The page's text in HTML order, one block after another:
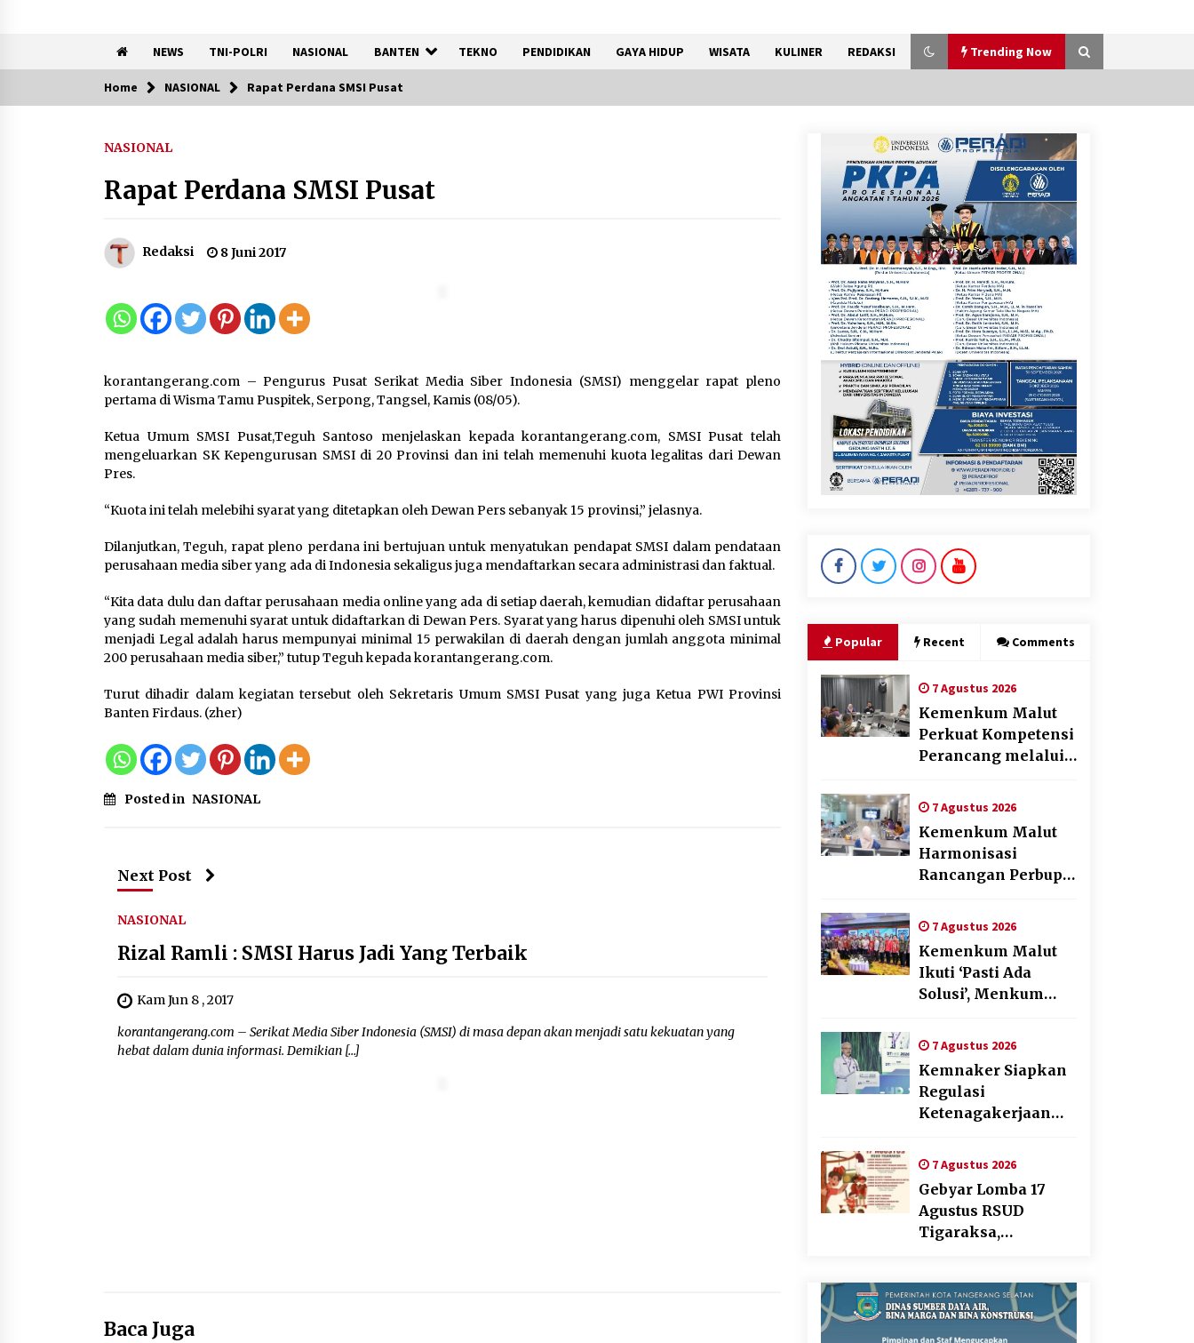
NEWS TNI-POLRI NASIONAL BANTEN TEKNO PENDIDIKAN GAYA HIDUP WISATA KULINER REDAKSI Trending Now
Trending Now
melalui Pendalaman Materi
7 Agustus 2026
Kemenkum Malut Ikuti ‘Pasti
Ada Solusi’, Menkum Dorong
Transformasi Digital
7 Agustus 2026
Ketenagakerjaan yang
Selaras dengan Tantangan
Pemanfaatan Limbah Galon
Bekas, Lapas Banjar Tanam
200 Pohon Cabai Dukung
Program Ketahanan Pangan
7 Agustus 2026
Tagihan Air Tanpa
Transisi Panjang Pengelolaan
, Perumdam TKR Didesak
7 Agustus 2026
Partisipasi Sekolah Terus
Meningkat
KKM Universitas Bina Bangsa
Kelompok 83 Laksanakan
Pendampingan Pembuatan
Spanduk Sebagai Upaya
Memperkuat Pemasaran
UMKM di Desa Cempaka
Jaga Kebugaran Petugas,
Lapas Kelas I Tangerang
Gelar Cek Kesehatan Gratis
dan Skrining TB Lanjutan
6 Agustus 2026
Kemenkum Malut Dorong
di Era Digital, Sosialisasikan
Pencatatan Gratis dan
Penguatan Royalti
Dikunjungi PWI, Wawan Fauzi:
Peran Media Bisa Berdampak
Home NASIONAL Rapat Perdana SMSI Pusat
NASIONAL
Rapat Perdana SMSI Pusat
Redaksi 8 Juni 2017
korantangerang.com – Pengurus Pusat Serikat Media Siber Indonesia (SMSI) menggelar rapat pleno
pertama di Wisma Tamu Puspitek, Serpong, Tangsel, Kamis (08/05).
Ketua Umum SMSI Pusat,Teguh Santoso menjelaskan kepada korantangerang.com, SMSI Pusat telah
mengeluarkan SK Kepengurusan SMSI di 20 Provinsi dan ini telah memenuhi kuota legalitas dari Dewan
Pres.
“Kuota ini telah melebihi syarat yang ditetapkan oleh Dewan Pers sebanyak 15 provinsi,” jelasnya.
Dilanjutkan, Teguh, rapat pleno perdana ini bertujuan untuk menyatukan pendapat SMSI dalam pendataan
perusahaan media siber yang ada di Indonesia sekaligus juga mendaftarkan secara administrasi dan faktual.
“Kita data dulu dan daftar perusahaan media online yang ada di setiap daerah, kemudian didaftar perusahaan
yang sudah memenuhi syarat untuk didaftarkan di Dewan Pers. Syarat yang harus dipenuhi oleh SMSI untuk
menjadi Legal adalah harus mempunyai minimal 15 perwakilan di daerah dengan jumlah anggota minimal
200 perusahaan media siber,” tutup Teguh kepada korantangerang.com.
Turut dihadir dalam kegiatan tersebut oleh Sekretaris Umum SMSI Pusat yang juga Ketua PWI Provinsi
Banten Firdaus. (zher)
Posted in NASIONAL
Next Post
NASIONAL
Rizal Ramli : SMSI Harus Jadi Yang Terbaik
Kam Jun 8 , 2017
korantangerang.com – Serikat Media Siber Indonesia (SMSI) di masa depan akan menjadi satu kekuatan yang
hebat dalam dunia informasi. Demikian […]
Baca Juga
Popular Recent Comments
7 Agustus 2026
Kemenkum Malut
Perkuat Kompetensi
Perancang melalui
Penyusunan Produk
Hukum Daerah
7 Agustus 2026
Kemenkum Malut
Harmonisasi
Rancangan Perbup
dan Jasa pada BUMD
Halteng
7 Agustus 2026
Kemenkum Malut
Ikuti ‘Pasti Ada
Solusi’, Menkum
Transformasi
Digital
7 Agustus 2026
Kemnaker Siapkan
Regulasi
Ketenagakerjaan
dengan Tantangan
Dunia Kerja Modern
7 Agustus 2026
Gebyar Lomba 17
Agustus RSUD
Tigaraksa,
Kebersamaan